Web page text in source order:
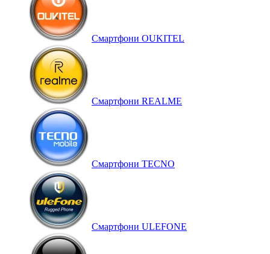
Смартфони OUKITEL
Смартфони REALME
Смартфони TECNO
Смартфони ULEFONE